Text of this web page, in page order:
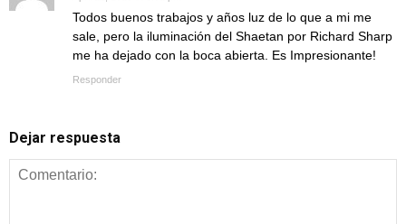
Todos buenos trabajos y años luz de lo que a mi me
sale, pero la iluminación del Shaetan por Richard Sharp
me ha dejado con la boca abierta. Es Impresionante!
Responder
Dejar respuesta